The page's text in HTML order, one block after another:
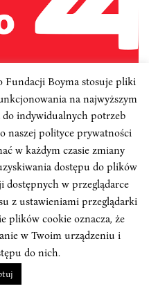
W MEDIACH
w
Adrian Zwoliński
PolskieRadio24.pl.
w Hongkongu w
oraz kwestia 2047
Fundacji Boyma stosuje pliki
na najwyższym
indywidualnych potrzeb
naszej polityce prywatności
w każdym czasie zmiany
dostępu do plików
w przeglądarce
z ustawieniami przeglądarki
plików cookie oznacza, że
w Twoim urządzeniu i
do nich.